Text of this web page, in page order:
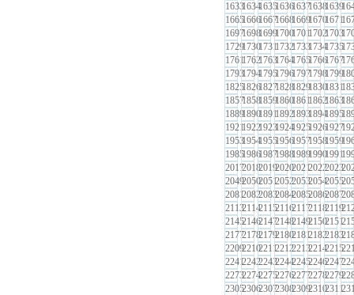
1633163416351636163716381639
1665166616671668166916701671
1697169816991700170117021703
1729173017311732173317341735
1761176217631764176517661767
1793179417951796179717981799
1825182618271828182918301831
1857185818591860186118621863
1889189018911892189318941895
1921192219231924192519261927
1953195419551956195719581959
1985198619871988198919901991
2017201820192020202120222023
2049205020512052205320542055
2081208220832084208520862087
2113211421152116211721182119
2145214621472148214921502151
2177217821792180218121822183
2209221022112212221322142215
2241224222432244224522462247
2273227422752276227722782279
2305230623072308230923102311